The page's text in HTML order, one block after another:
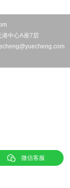
微信客服
中心A座7层